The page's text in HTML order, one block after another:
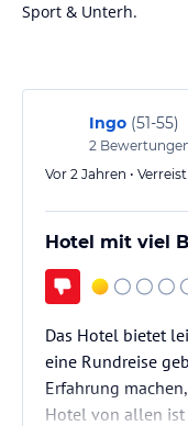
Sport & Unterh.
Ingo (51-55)
2
Vor 2 Jahren •
Hotel mit viel
Das Hotel bietet
eine Rundreise
Erfahrung
Hotel von allen ist